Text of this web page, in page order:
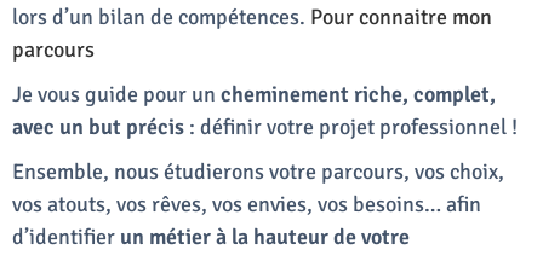
lors d’un bilan de compétences. Pour connaitre mon
parcours
Je vous guide pour un cheminement riche, complet,
avec un but précis : définir votre projet professionnel !
Ensemble, nous étudierons votre parcours, vos choix,
vos atouts, vos rêves, vos envies, vos besoins… afin
d’identifier un métier à la hauteur de votre